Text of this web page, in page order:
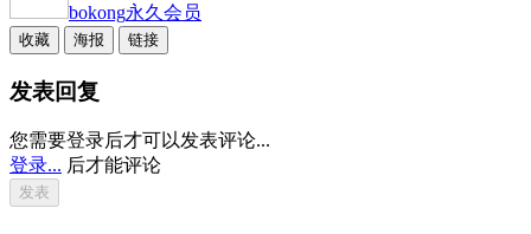
bokong永久会员
收藏 海报 链接
发表回复
您需要登录后才可以发表评论...
登录... 后才能评论